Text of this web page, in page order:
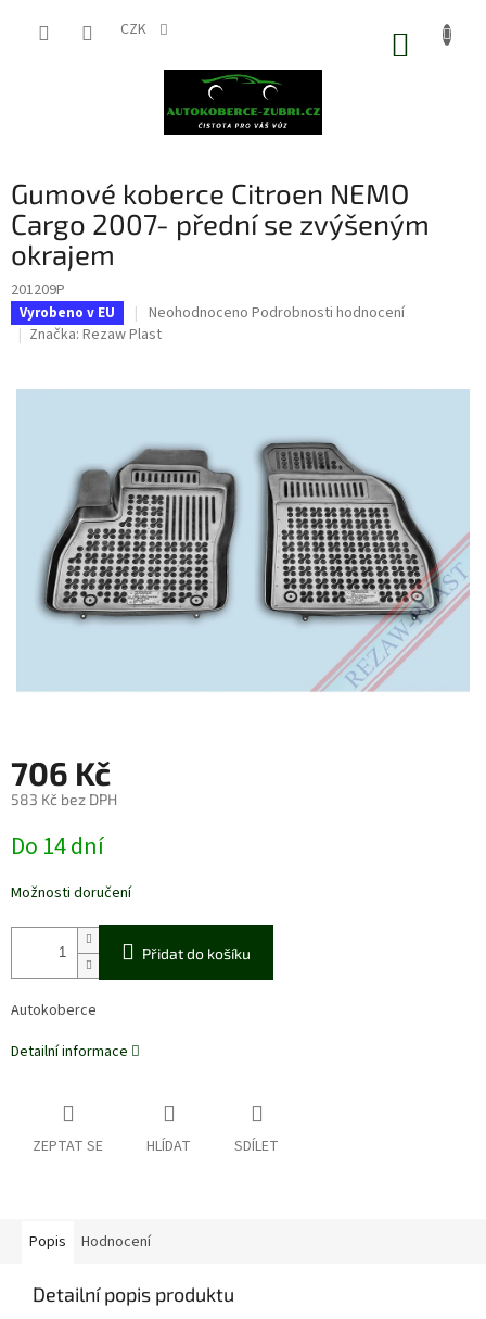
CZK
Gumové koberce Citroen NEMO
Cargo 2007- přední se zvýšeným
okrajem
201209P
Vyrobeno v EU
Průměrné
hodnocení
0,0
hvězdiček.
Neohodnoceno Podrobnosti hodnocení
Značka: Rezaw Plast
706 Kč
583 Kč bez DPH
cena:
Do 14 dní
Možnosti doručení
Přidat do košíku
Autokoberce
Detailní informace
ZEPTAT SE HLÍDAT SDÍLET
Popis Hodnocení
Detailní popis produktu